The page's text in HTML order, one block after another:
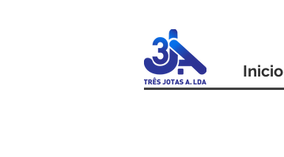
Inicio